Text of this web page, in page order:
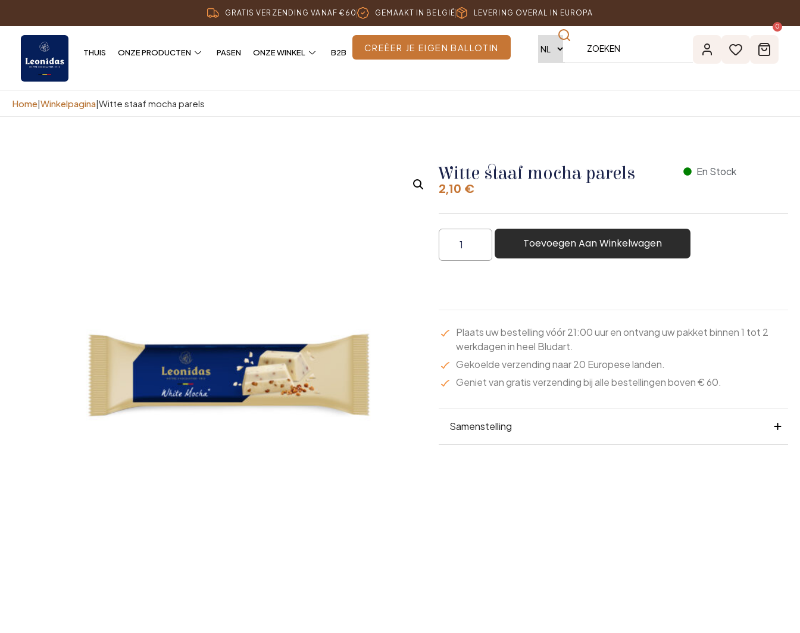
GRATIS VERZENDING VANAF €60 GEMAAKT IN BELGIË LEVERING OVERAL IN EUROPA
THUIS ONZE PRODUCTEN PASEN ONZE WINKEL B2B CREËER JE EIGEN BALLOTIN
0
Home|Winkelpagina|Witte staaf mocha parels
Witte staaf mocha parels
2,10 €
En Stock
Toevoegen Aan Winkelwagen
Plaats uw bestelling vóór 21:00 uur en ontvang uw pakket binnen 1 tot 2
werkdagen in heel Bludart.
Gekoelde verzending naar 20 Europese landen.
Geniet van gratis verzending bij alle bestellingen boven € 60.
Samenstelling